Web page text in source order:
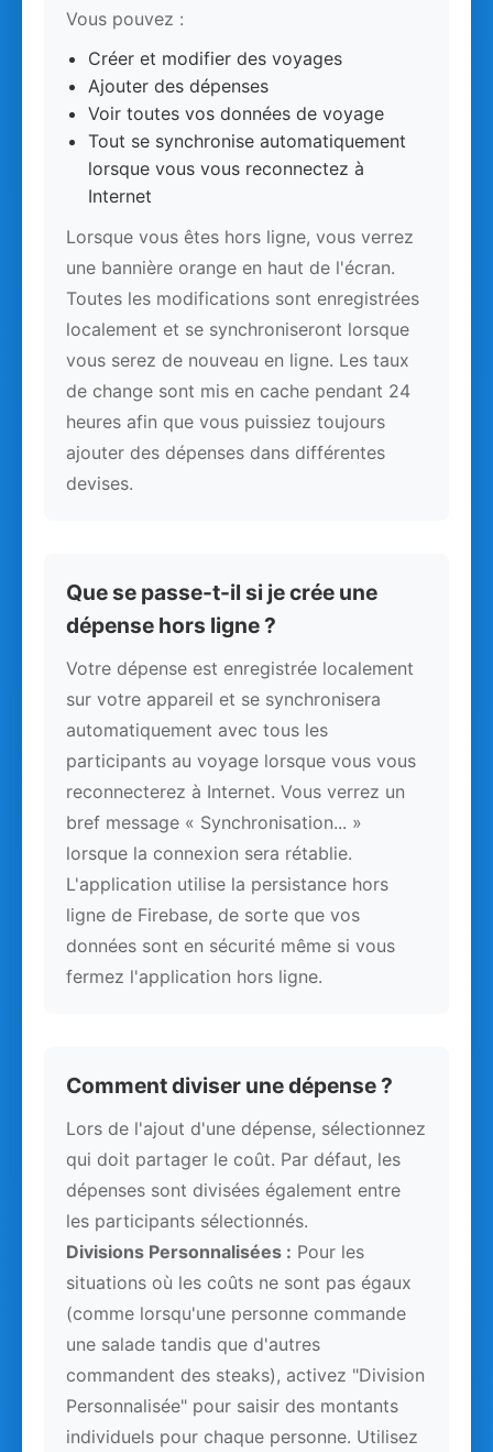
Vous pouvez :
Créer et modifier des voyages
Ajouter des dépenses
Voir toutes vos données de voyage
Tout se synchronise automatiquement
lorsque vous vous reconnectez à
Internet
Lorsque vous êtes hors ligne, vous verrez
une bannière orange en haut de l'écran.
Toutes les modifications sont enregistrées
localement et se synchroniseront lorsque
vous serez de nouveau en ligne. Les taux
de change sont mis en cache pendant 24
heures afin que vous puissiez toujours
ajouter des dépenses dans différentes
devises.
Que se passe-t-il si je crée une
dépense hors ligne ?
Votre dépense est enregistrée localement
sur votre appareil et se synchronisera
automatiquement avec tous les
participants au voyage lorsque vous vous
reconnecterez à Internet. Vous verrez un
bref message « Synchronisation... »
lorsque la connexion sera rétablie.
L'application utilise la persistance hors
ligne de Firebase, de sorte que vos
données sont en sécurité même si vous
fermez l'application hors ligne.
Comment diviser une dépense ?
Lors de l'ajout d'une dépense, sélectionnez
qui doit partager le coût. Par défaut, les
dépenses sont divisées également entre
les participants sélectionnés.
Divisions Personnalisées : Pour les
situations où les coûts ne sont pas égaux
(comme lorsqu'une personne commande
une salade tandis que d'autres
commandent des steaks), activez "Division
Personnalisée" pour saisir des montants
individuels pour chaque personne. Utilisez